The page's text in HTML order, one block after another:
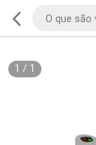
1 / 1